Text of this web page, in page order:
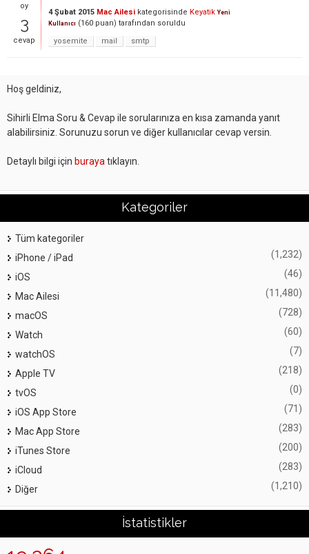
oy
3
cevap
4 Şubat 2015 Mac Ailesi kategorisinde Keyatik Yeni
Kullanıcı (160 puan) tarafından soruldu
yosemite
mail smtp
Hoş geldiniz,
Sihirli Elma Soru & Cevap ile sorularınıza en kısa zamanda yanıt
alabilirsiniz. Sorunuzu sorun ve diğer kullanıcılar cevap versin.
Detaylı bilgi için buraya tıklayın.
Kategoriler
Tüm kategoriler
iPhone / iPad
(1,232)
iOS (46)
Mac Ailesi (11,480)
macOS (728)
Watch (60)
watchOS (7)
Apple TV (218)
tvOS (0)
iOS App Store (71)
Mac App Store (283)
iTunes Store (200)
iCloud (283)
Diğer (1,210)
İstatistikler